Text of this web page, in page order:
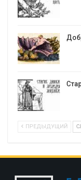
ПРЕДЫДУЩИЙ